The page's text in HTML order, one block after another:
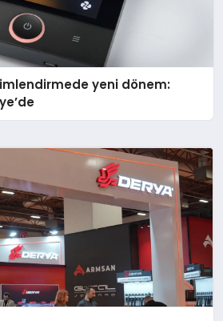
yeni dönem: